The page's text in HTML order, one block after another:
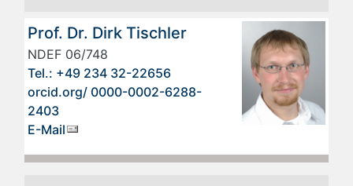
Prof. Dr. Dirk Tischler
NDEF 06/748
Tel.: +49 234 32-22656
orcid.org/ 0000-0002-6288-
2403
E-Mail